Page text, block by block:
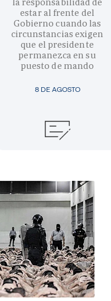
8 DE AGOSTO
la responsabilidad de
estar al frente del
Gobierno cuando las
circunstancias exigen
que el presidente
permanezca en su
puesto de mando